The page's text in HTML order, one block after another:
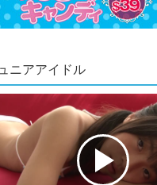
ニアアイドル